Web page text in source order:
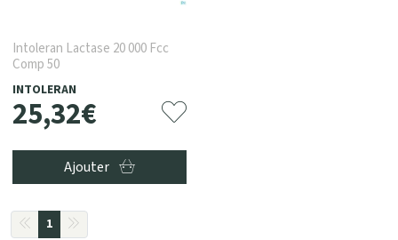
Intoleran Lactase 20 000 Fcc
Comp 50
INTOLERAN
25,32€
Ajouter
1